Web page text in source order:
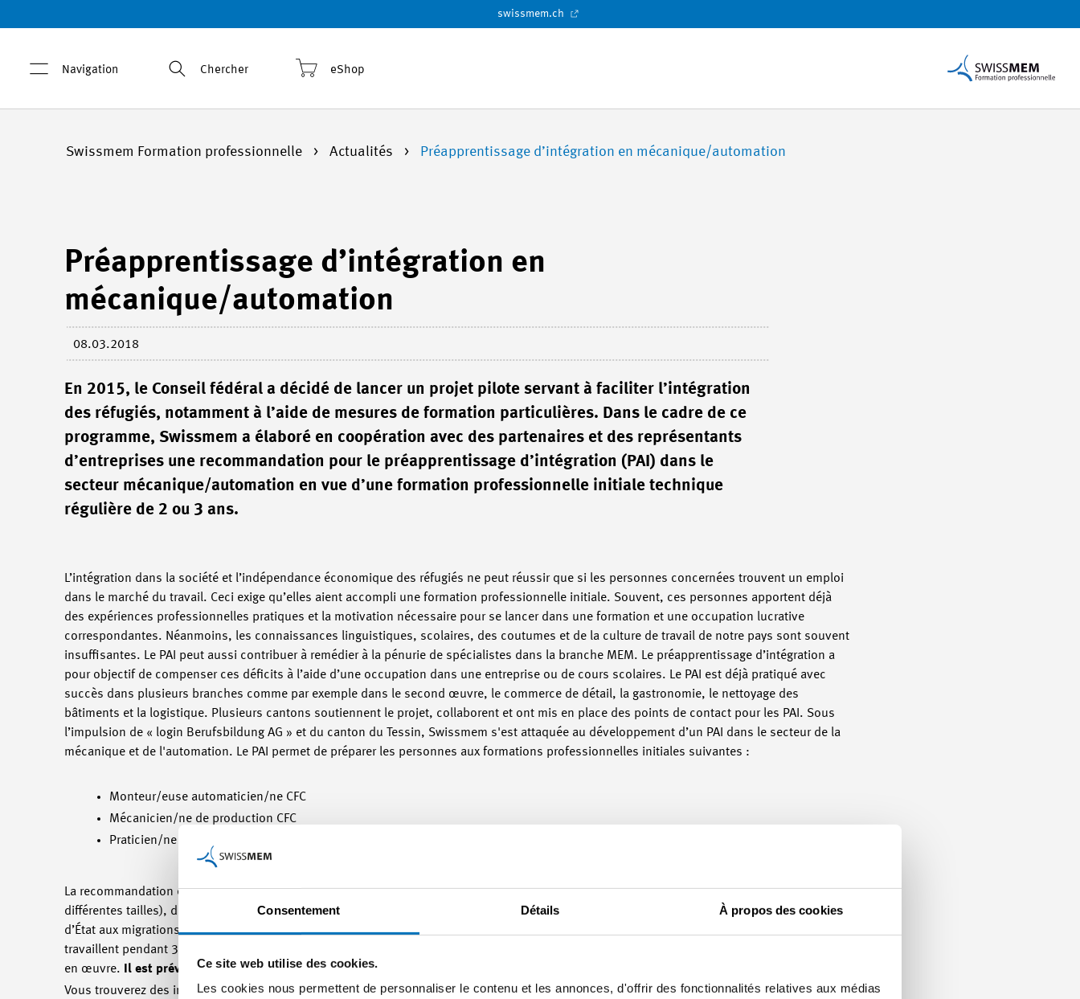
Consentement Détails À propos des cookies
Ce site web utilise des cookies.
Les cookies nous permettent de personnaliser le contenu et les annonces, d'offrir des fonctionnalités relatives aux médias
swissmem.ch
Navigation Chercher eShop
Swissmem Formation professionnelle Actualités Préapprentissage d’intégration en mécanique/automation
Préapprentissage d’intégration en
mécanique/automation
08.03.2018
En 2015, le Conseil fédéral a décidé de lancer un projet pilote servant à faciliter l’intégration
des réfugiés, notamment à l’aide de mesures de formation particulières. Dans le cadre de ce
programme, Swissmem a élaboré en coopération avec des partenaires et des représentants
d’entreprises une recommandation pour le préapprentissage d’intégration (PAI) dans le
secteur mécanique/automation en vue d’une formation professionnelle initiale technique
régulière de 2 ou 3 ans.
L’intégration dans la société et l’indépendance économique des réfugiés ne peut réussir que si les personnes concernées trouvent un emploi
dans le marché du travail. Ceci exige qu’elles aient accompli une formation professionnelle initiale. Souvent, ces personnes apportent déjà
des expériences professionnelles pratiques et la motivation nécessaire pour se lancer dans une formation et une occupation lucrative
correspondantes. Néanmoins, les connaissances linguistiques, scolaires, des coutumes et de la culture de travail de notre pays sont souvent
insuffisantes. Le PAI peut aussi contribuer à remédier à la pénurie de spécialistes dans la branche MEM. Le préapprentissage d’intégration a
pour objectif de compenser ces déficits à l’aide d’une occupation dans une entreprise ou de cours scolaires. Le PAI est déjà pratiqué avec
succès dans plusieurs branches comme par exemple dans le second œuvre, le commerce de détail, la gastronomie, le nettoyage des
bâtiments et la logistique. Plusieurs cantons soutiennent le projet, collaborent et ont mis en place des points de contact pour les PAI. Sous
l’impulsion de « login Berufsbildung AG » et du canton du Tessin, Swissmem s'est attaquée au développement d’un PAI dans le secteur de la
mécanique et de l'automation. Le PAI permet de préparer les personnes aux formations professionnelles initiales suivantes :
Monteur/euse automaticien/ne CFC
Mécanicien/ne de production CFC
Praticien/ne en mécanique AFP
La recommandation élaborée pour le PAI en mécanique/automation est le fruit d’une coopération entre des représentants d'entreprises (de
différentes tailles), de « login Berufsbildung AG », de Swissmem, de Swissmechanic, d’un représentant du canton du Tessin et du Secrétariat
d’État aux migrations. La durée du PAI en mécanique/automation a été fixée à un an. En moyenne, les personnes engagées dans un PAI
travaillent pendant 3,5 jours dans l’entreprise et suivent pendant 1,5 jour des cours scolaires. Les cantons ou régions se chargent de la mise
en œuvre. Il est prévu de lancer le premier projet pilote d’un PAI en mécanique/automation en août 2018.
Vous trouverez des informations générales concernant le PAI sur <link 7224#84896 - internal-link>notre website </link>et le <link